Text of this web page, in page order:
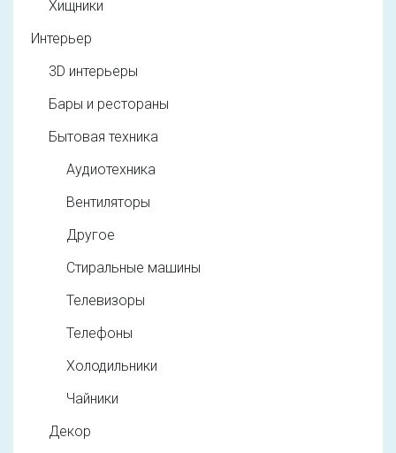
Хищники
Интерьер
3D интерьеры
Бары и рестораны
Бытовая техника
Аудиотехника
Вентиляторы
Другое
Стиральные машины
Телевизоры
Телефоны
Холодильники
Чайники
Декор